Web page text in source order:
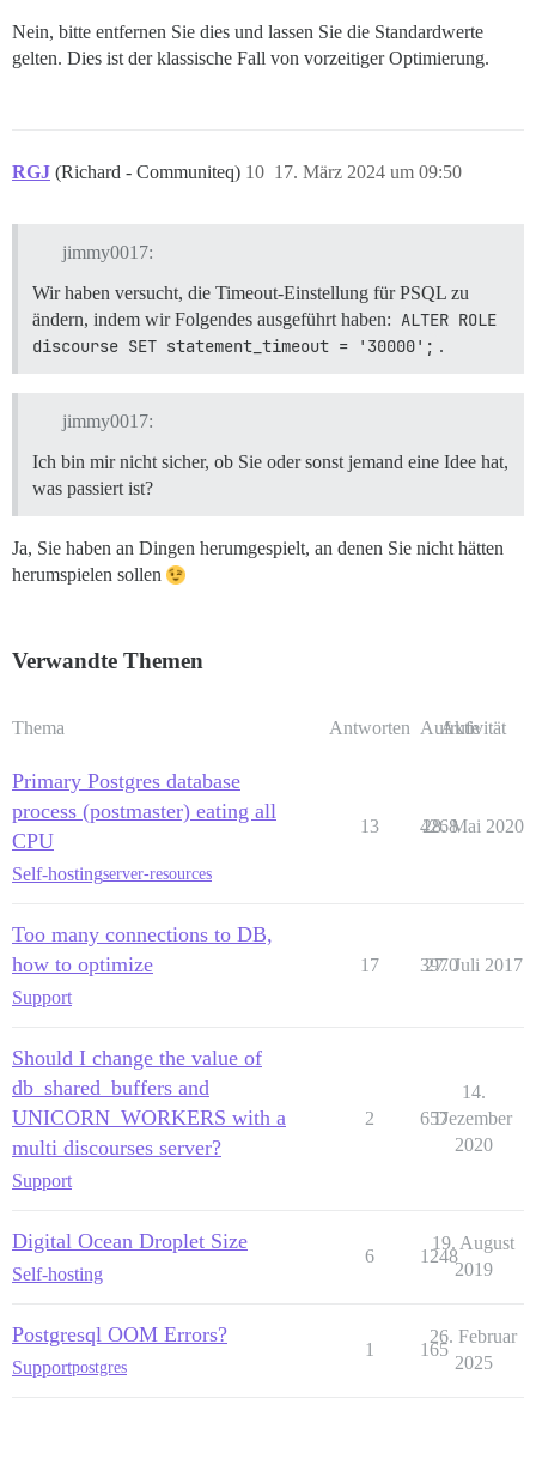
Nein, bitte entfernen Sie dies und lassen Sie die Standardwerte
gelten. Dies ist der klassische Fall von vorzeitiger Optimierung.
RGJ (Richard - Communiteq) 17. März 2024 um 09:50
10
jimmy0017:
Wir haben versucht, die Timeout-Einstellung für PSQL zu
ändern, indem wir Folgendes ausgeführt haben: ALTER ROLE
discourse SET statement_timeout = '30000'; .
jimmy0017:
Ich bin mir nicht sicher, ob Sie oder sonst jemand eine Idee hat,
was passiert ist?
Ja, Sie haben an Dingen herumgespielt, an denen Sie nicht hätten
herumspielen sollen
Verwandte Themen
Thema Antworten Aufrufe
Aktivität
Primary Postgres database
process (postmaster) eating all
CPU
Self-hostingserver-resources
13 4268
28. Mai 2020
Too many connections to DB,
how to optimize
Support
17 3970
27. Juli 2017
Should I change the value of
db_shared_buffers and
UNICORN_WORKERS with a
multi discourses server?
Support
2 657
14.
Dezember
2020
Digital Ocean Droplet Size
Self-hosting
6 1248
19. August
2019
Postgresql OOM Errors?
Supportpostgres
1 165
26. Februar
2025